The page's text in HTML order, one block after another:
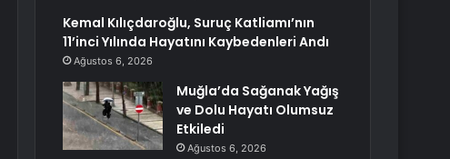
Kemal Kılıçdaroğlu, Suruç Katliamı’nın
11’inci Yılında Hayatını Kaybedenleri Andı
Ağustos 6, 2026
Muğla’da Sağanak Yağış
ve Dolu Hayatı Olumsuz
Etkiledi
Ağustos 6, 2026